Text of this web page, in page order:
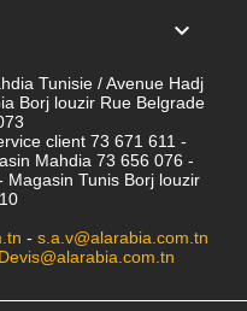

Tunisie / Avenue Hadj
Borj louzir Rue Belgrade
client 73 671 611 -
Mahdia 73 656 076 -
Magasin Tunis Borj louzir
- s.a.v@alarabia.com.tn
Devis@alarabia.com.tn